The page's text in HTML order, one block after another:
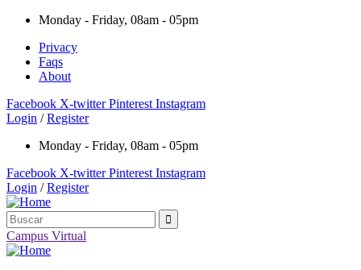
Monday - Friday, 08am - 05pm
Privacy
Faqs
About
Facebook X-twitter Pinterest Instagram
Login / Register
Monday - Friday, 08am - 05pm
Facebook X-twitter Pinterest Instagram
Login / Register
Campus Virtual